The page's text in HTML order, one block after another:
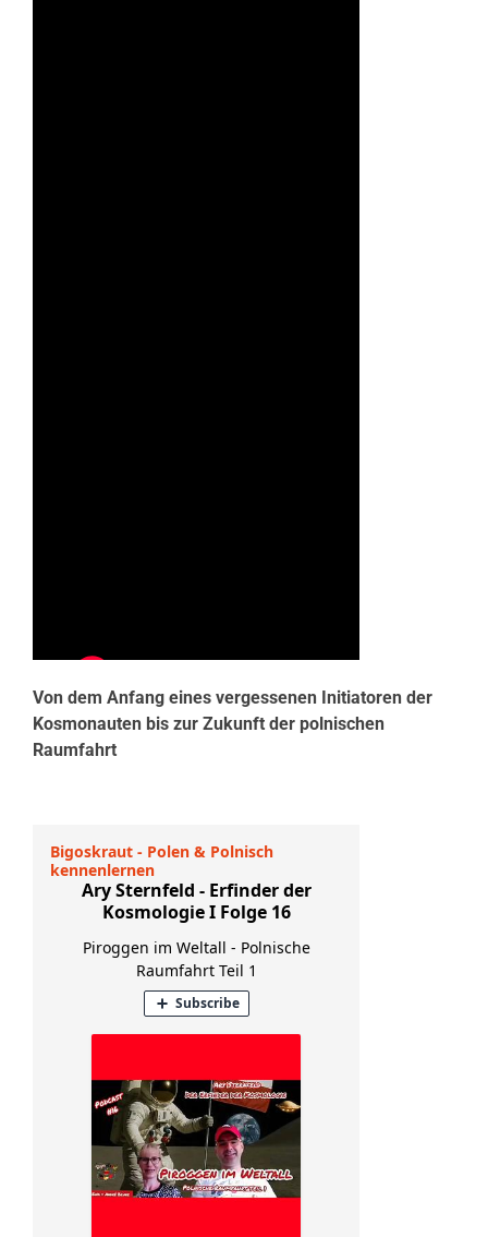
Von dem Anfang eines vergessenen Initiatoren der
Kosmonauten bis zur Zukunft der polnischen
Raumfahrt